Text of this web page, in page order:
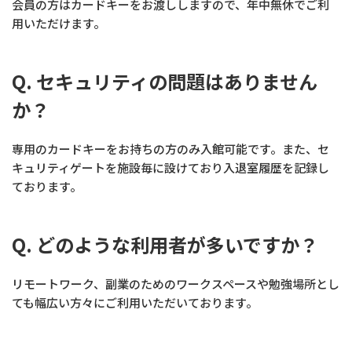
会員の方はカードキーをお渡ししますので、年中無休でご利
用いただけます。
Q. セキュリティの問題はありません
か？
専用のカードキーをお持ちの方のみ入館可能です。また、セ
キュリティゲートを施設毎に設けており入退室履歴を記録し
ております。
Q. どのような利用者が多いですか？
リモートワーク、副業のためのワークスペースや勉強場所とし
ても幅広い方々にご利用いただいております。